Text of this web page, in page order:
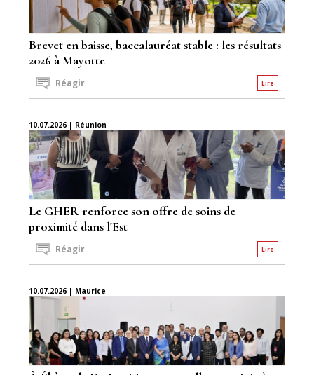
Brevet en baisse, baccalauréat stable : les résultats
2026 à Mayotte
Lire
Réagir
10.07.2026 | Réunion
Le GHER renforce son offre de soins de
proximité dans l'Est
Lire
Réagir
10.07.2026 | Maurice